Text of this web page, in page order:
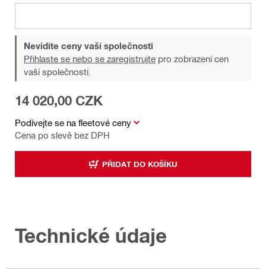
Nevidíte ceny vaší společnosti
Přihlaste se nebo se zaregistrujte pro zobrazení cen
vaší společnosti.
Podívejte se na fleetové ceny
Cena po slevě bez DPH
14 020,00 CZK
PŘIDAT DO KOŠÍKU
Technické údaje